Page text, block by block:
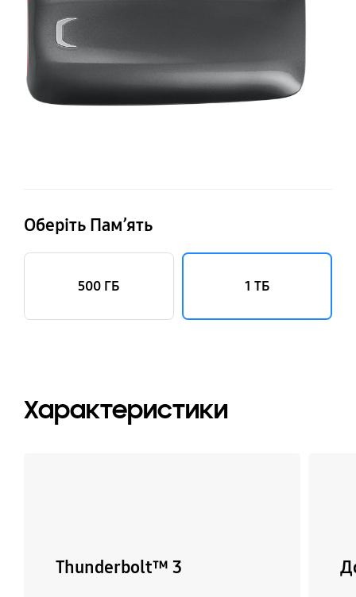
Оберіть Пам’ять
500 ГБ 1 ТБ
Характеристики
Thunderbolt™ 3